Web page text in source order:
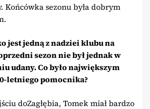
Końcówka sezonu była dobrym
jest jedną z nadziei klubu na
sezon nie był jednak w
udany. Co było największym
letniego pomocnika?
doZagłębia, Tomek miał bardzo